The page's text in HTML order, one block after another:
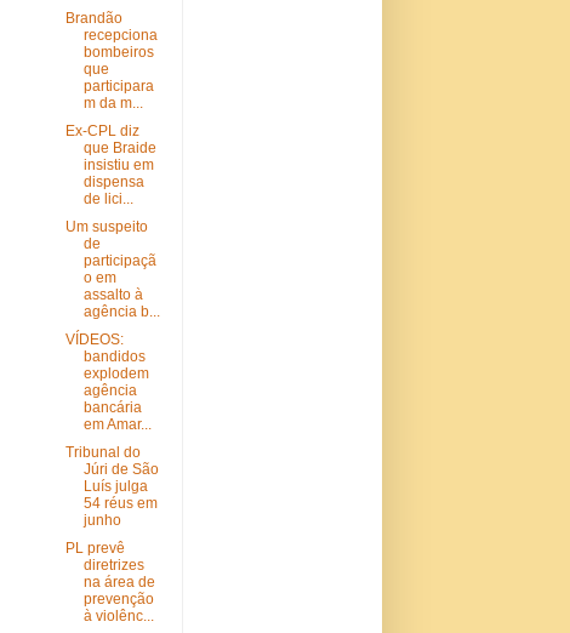
Brandão
recepciona
bombeiros
que
participara
m da m...
Ex-CPL diz
que Braide
insistiu em
dispensa
de lici...
Um suspeito
de
participaçã
o em
assalto à
agência b...
VÍDEOS:
bandidos
explodem
agência
bancária
em Amar...
Tribunal do
Júri de São
Luís julga
54 réus em
junho
PL prevê
diretrizes
na área de
prevenção
à violênc...